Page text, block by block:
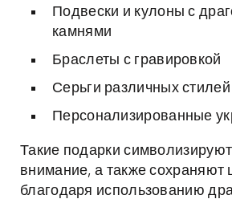
Подвески и кулоны с
камнями
Браслеты с гравировкой
Серьги различных стилей
Персонализированные
Такие подарки символизируют
внимание, а также сохраняют
благодаря использованию